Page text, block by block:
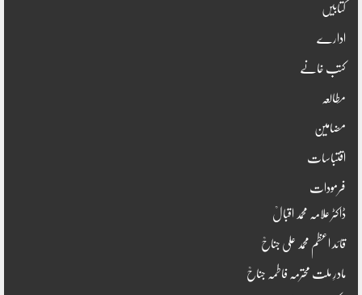
کتابیں
ادارے
کتب خانے
مطالعہ
مضامین
اقتباسات
فرمودات
ڈاکٹر علامہ محمد اقبالؒ
قائد اعظم محمد علی جناحؒ
مادرِ ملت محترمہ فاطمہ جناحؒ